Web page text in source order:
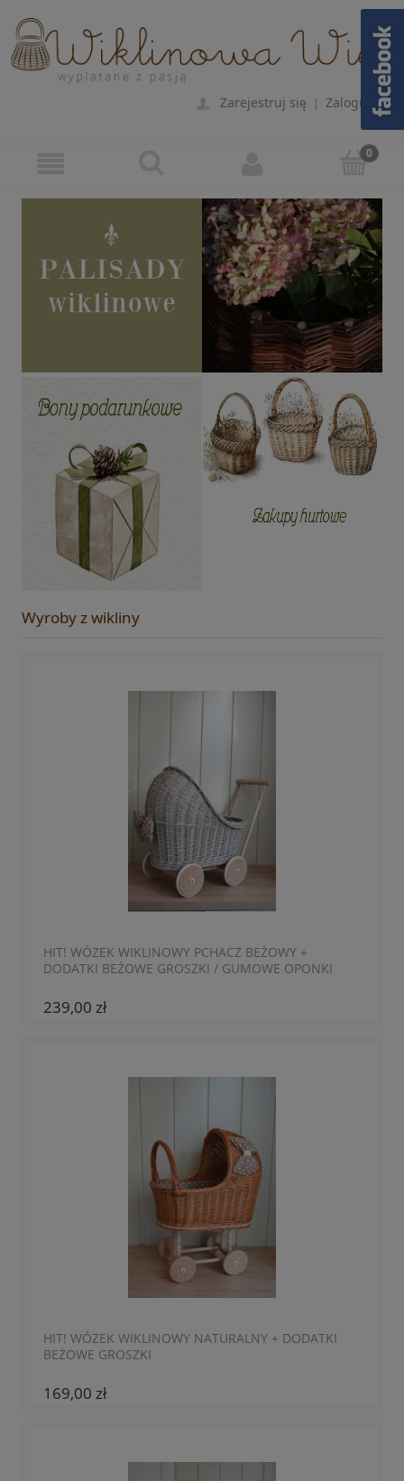
Zarejestruj się | Zaloguj się
Wyroby z wikliny
HIT! WÓZEK WIKLINOWY PCHACZ BEŻOWY +
DODATKI BEŻOWE GROSZKI / GUMOWE OPONKI
239,00 zł
HIT! WÓZEK WIKLINOWY NATURALNY + DODATKI
BEŻOWE GROSZKI
169,00 zł